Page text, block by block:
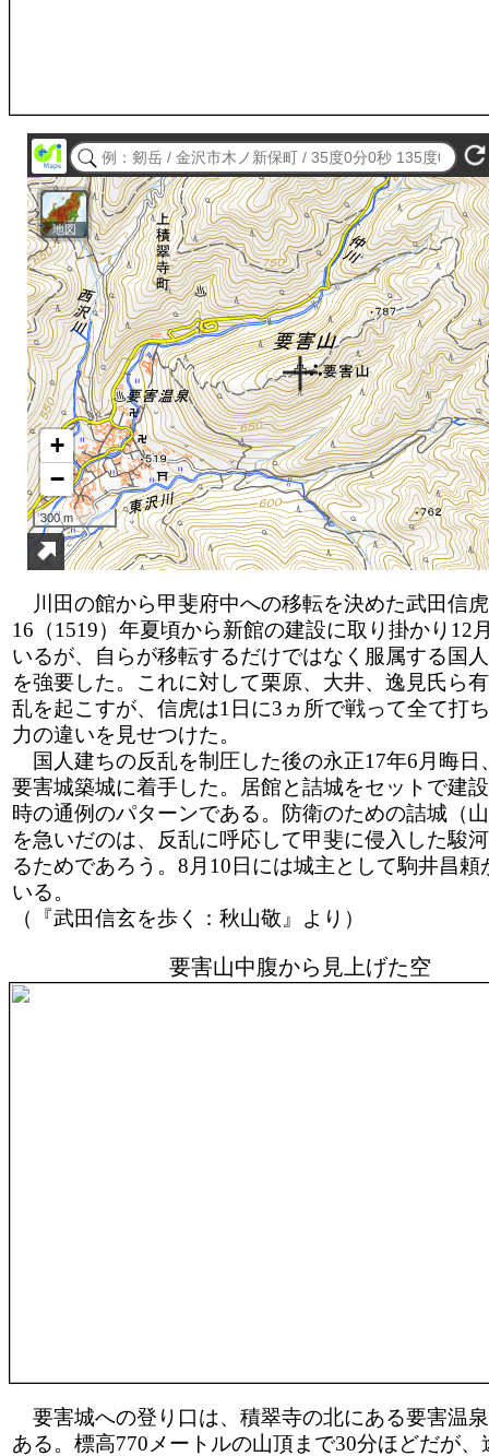
川田の館から甲斐府中への移転を決めた武田信
16（1519）年夏頃から新館の建設に取り掛かり12
いるが、自らが移転するだけではなく服属する国
を強要した。これに対して栗原、大井、逸見氏ら
乱を起こすが、信虎は1日に3ヵ所で戦って全て打
力の違いを見せつけた。
国人建ちの反乱を制圧した後の永正17年6月晦日
要害城築城に着手した。居館と詰城をセットで建
時の通例のパターンである。防衛のための詰城（
を急いだのは、反乱に呼応して甲斐に侵入した駿
るためであろう。8月10日には城主として駒井昌頼
いる。
（『武田信玄を歩く：秋山敬』より）
要害山中腹から見上げた空
要害城への登り口は、積翠寺の北にある要害温
ある。標高770メートルの山頂まで30分ほどだが、